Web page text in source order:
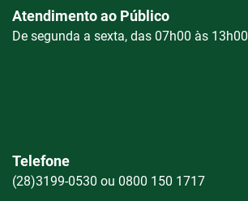
Atendimento ao Público
De segunda a sexta, das 07h00 às 13h00
Telefone
(28)3199-0530 ou 0800 150 1717